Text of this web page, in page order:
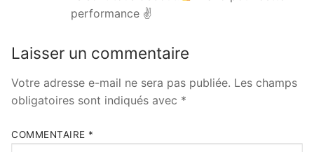
performance ✌
Laisser un commentaire
Votre adresse e-mail ne sera pas publiée. Les champs
obligatoires sont indiqués avec *
COMMENTAIRE *